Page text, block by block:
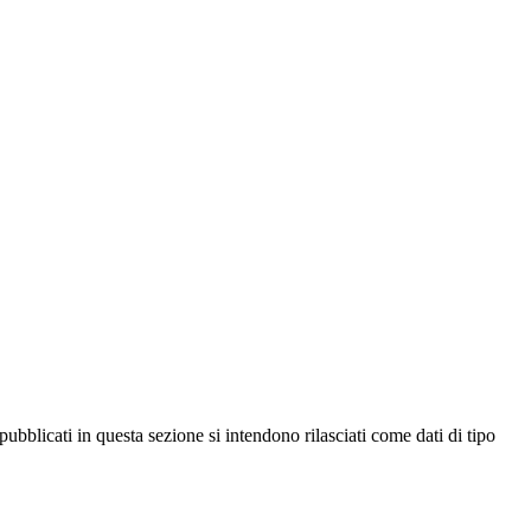
in questa sezione si intendono rilasciati come dati di tipo